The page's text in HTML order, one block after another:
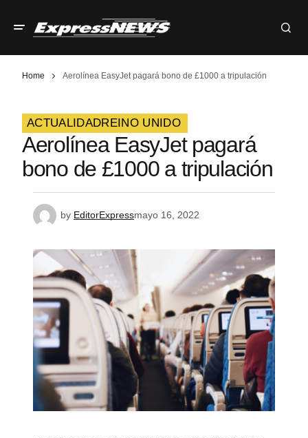
Home Aerolínea EasyJet pagará bono de £1000 a tripulación
ACTUALIDADREINO UNIDO
Aerolínea EasyJet pagará
bono de £1000 a tripulación
by EditorExpressmayo 16, 2022